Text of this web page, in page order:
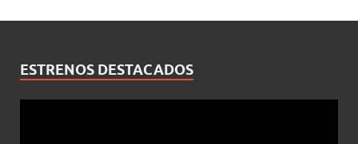
ESTRENOS DESTACADOS